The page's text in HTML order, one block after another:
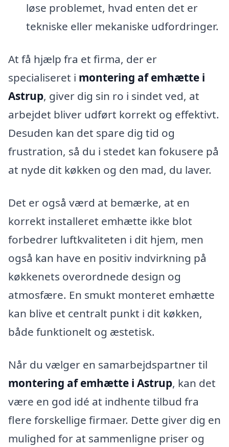
løse problemet, hvad enten det er
tekniske eller mekaniske udfordringer.
At få hjælp fra et firma, der er
specialiseret i montering af emhætte i
Astrup, giver dig sin ro i sindet ved, at
arbejdet bliver udført korrekt og effektivt.
Desuden kan det spare dig tid og
frustration, så du i stedet kan fokusere på
at nyde dit køkken og den mad, du laver.
Det er også værd at bemærke, at en
korrekt installeret emhætte ikke blot
forbedrer luftkvaliteten i dit hjem, men
også kan have en positiv indvirkning på
køkkenets overordnede design og
atmosfære. En smukt monteret emhætte
kan blive et centralt punkt i dit køkken,
både funktionelt og æstetisk.
Når du vælger en samarbejdspartner til
montering af emhætte i Astrup, kan det
være en god idé at indhente tilbud fra
flere forskellige firmaer. Dette giver dig en
mulighed for at sammenligne priser og